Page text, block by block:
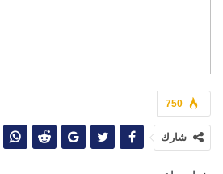
750
شارك